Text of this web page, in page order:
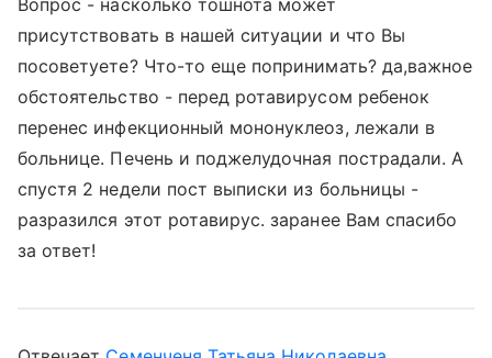
Вопрос - насколько тошнота может
присутствовать в нашей ситуации и что Вы
посоветуете? Что-то еще попринимать? да,важное
обстоятельство - перед ротавирусом ребенок
перенес инфекционный мононуклеоз, лежали в
больнице. Печень и поджелудочная пострадали. А
спустя 2 недели пост выписки из больницы -
разразился этот ротавирус. заранее Вам спасибо
за ответ!